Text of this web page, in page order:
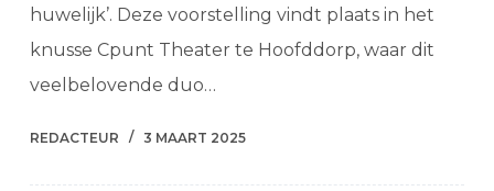
huwelijk’. Deze voorstelling vindt plaats in het
knusse Cpunt Theater te Hoofddorp, waar dit
veelbelovende duo…
REDACTEUR 3 MAART 2025